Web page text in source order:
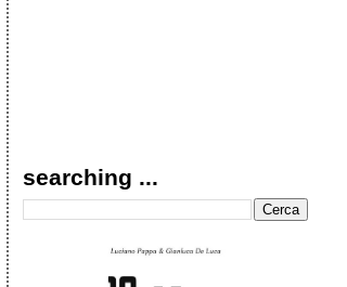
searching ...